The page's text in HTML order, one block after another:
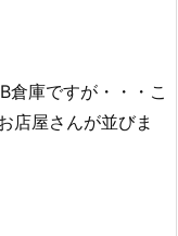
倉庫ですが・・・こ
店屋さんが並びま